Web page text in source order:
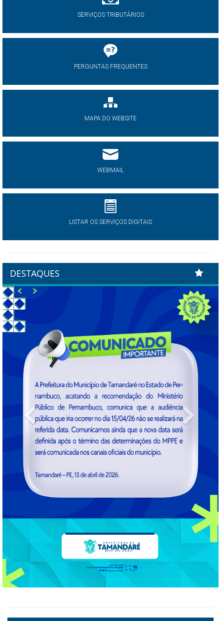
SERVIÇOS TRIBUTÁRIOS
PERGUNTAS FREQUENTES
MAPA DO WEBSITE
WEBMAIL
LISTAR OS SERVIÇOS DIGITAIS
DESTAQUES
Previous